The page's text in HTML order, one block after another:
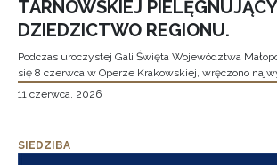
TARNOWSKIEJ
DZIEDZICTWO REGIONU.
Podczas uroczystej Gali Święta Województwa
się 8 czerwca w Operze Krakowskiej, wręczono
11 czerwca, 2026
SIEDZIBA